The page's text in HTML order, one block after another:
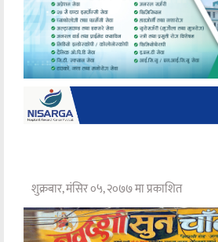
शुक्रबार, मंसिर ०५, २०७७ मा प्रकाशित